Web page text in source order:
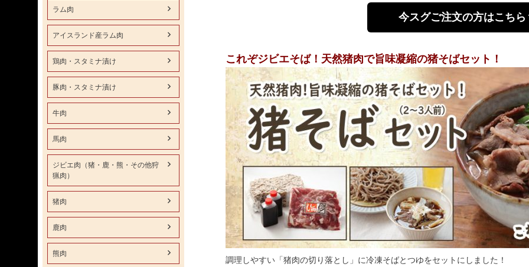
ラム肉
アイスランド産ラム肉
鶏肉・スタミナ漬け
豚肉・スタミナ漬け
牛肉
馬肉
ジビエ肉（猪・鹿・熊・その他狩
猟肉）
猪肉
鹿肉
熊肉
今スグご注文の方はこち
これぞジビエそば！天然猪肉で旨味凝縮の猪そばセット！
調理しやすい「猪肉の切り落とし」に冷凍そばとつゆをセットにしました！